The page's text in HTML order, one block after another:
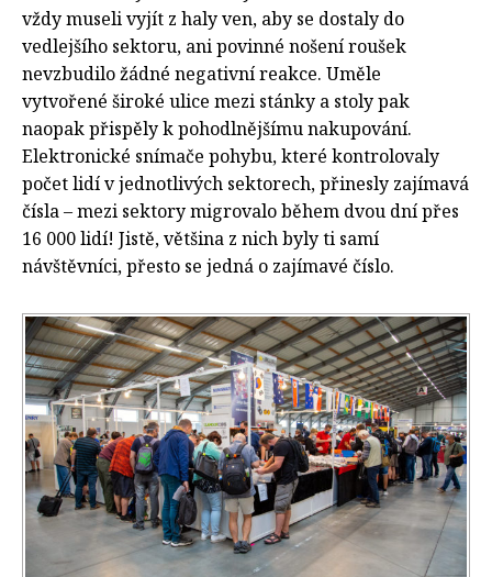
vždy museli vyjít z haly ven, aby se dostaly do
vedlejšího sektoru, ani povinné nošení roušek
nevzbudilo žádné negativní reakce. Uměle
vytvořené široké ulice mezi stánky a stoly pak
naopak přispěly k pohodlnějšímu nakupování.
Elektronické snímače pohybu, které kontrolovaly
počet lidí v jednotlivých sektorech, přinesly zajímavá
čísla – mezi sektory migrovalo během dvou dní přes
16 000 lidí! Jistě, většina z nich byly ti samí
návštěvníci, přesto se jedná o zajímavé číslo.